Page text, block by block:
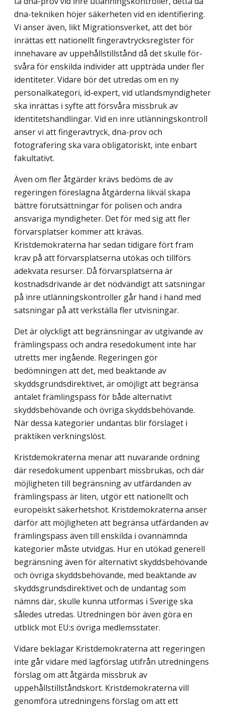
dna-tekniken höjer säker­heten vid en identifiering.
Vi anser även, likt Migrationsverket, att det bör
inrättas ett nationellt fingeravtrycksregister för
innehavare av uppehållstillstånd då det skulle för­
svåra för enskilda individer att uppträda under fler
identiteter. Vidare bör det utredas om en ny
personalkategori, id-expert, vid utlandsmyndigheter
ska inrättas i syfte att försvåra missbruk av
identitetshandlingar. Vid en inre utlänningskontroll
anser vi att fingerav­tryck, dna-prov och
fotografering ska vara obligatoriskt, inte enbart
fakultativt.
Även om fler åtgärder krävs bedöms de av
regeringen föreslagna åtgärderna likväl skapa
bättre förutsättningar för polisen och andra
ansvariga myndigheter. Det för med sig att fler
förvarsplatser kommer att krävas.
Kristdemokraterna har sedan tidigare fört fram
krav på att förvarsplatserna utökas och tillförs
adekvata resurser. Då förvarsplats­erna är
kostnadsdrivande är det nödvändigt att satsningar
på inre utlänningskontroller går hand i hand med
satsningar på att verkställa fler utvisningar.
Det är olyckligt att begränsningar av utgivande av
främlingspass och andra rese­dokument inte har
utretts mer ingående. Regeringen gör
bedömningen att det, med be­aktande av
skyddsgrundsdirektivet, är omöjligt att begränsa
antalet främlingspass för både alternativt
skyddsbehövande och övriga skyddsbehövande.
När dessa kategorier undantas blir förslaget i
praktiken verkningslöst.
Kristdemokraterna menar att nuvarande ordning
där resedokument uppenbart miss­brukas, och där
möjligheten till begränsning av utfärdanden av
främlingspass är liten, utgör ett nationellt och
europeiskt säkerhetshot. Kristdemokraterna anser
därför att möjligheten att begränsa utfärdanden av
främlingspass även till enskilda i ovannämnda
kategorier måste utvidgas. Hur en utökad generell
begränsning även för alternativt skyddsbehövande
och övriga skyddsbehövande, med beaktande av
skyddsgrunds­direktivet och de undantag som
nämns där, skulle kunna utformas i Sverige ska
således utredas. Utredningen bör även göra en
utblick mot EU:s övriga medlemsstater.
Vidare beklagar Kristdemokraterna att regeringen
inte går vidare med lagförslag utifrån utredningens
förslag om att åtgärda missbruk av
uppehållstillståndskort. Krist­demokraterna vill
genomföra utredningens förslag om att ett